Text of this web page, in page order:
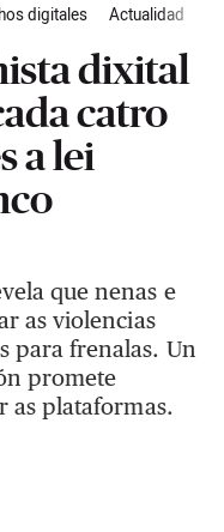
digitales Actualidad
dixital
catro
a lei
que nenas e
as violencias
para frenalas. Un
promete
as plataformas.